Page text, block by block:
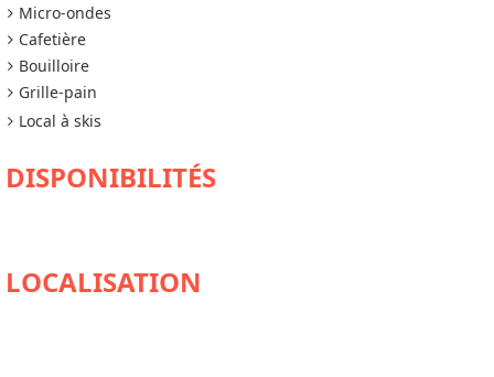
Micro-ondes
Cafetière
Bouilloire
Grille-pain
Local à skis
DISPONIBILITÉS